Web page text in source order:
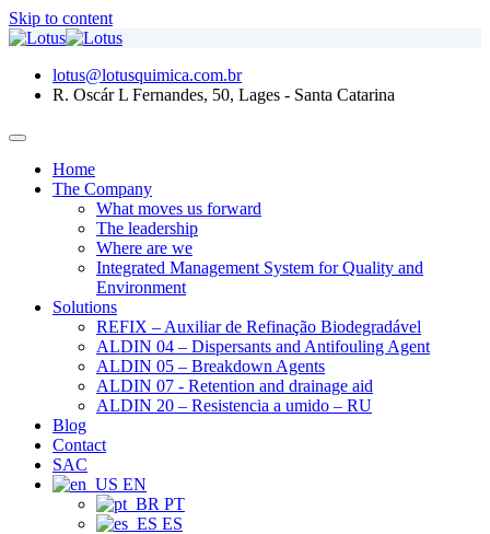
Skip to content
lotus@lotusquimica.com.br
R. Oscár L Fernandes, 50, Lages - Santa Catarina
Home
The Company
What moves us forward
The leadership
Where are we
Integrated Management System for Quality and
Environment
Solutions
REFIX – Auxiliar de Refinação Biodegradável
ALDIN 04 – Dispersants and Antifouling Agent
ALDIN 05 – Breakdown Agents
ALDIN 07 - Retention and drainage aid
ALDIN 20 – Resistencia a umido – RU
Blog
Contact
SAC
EN
PT
ES